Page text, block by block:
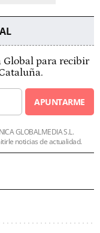
Global para recibir
APUNTARME
GLOBALMEDIA S.L.
noticias de actualidad.